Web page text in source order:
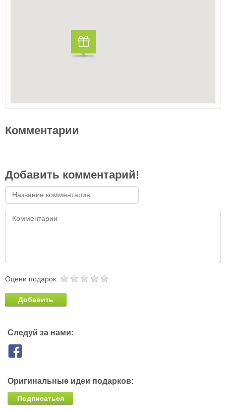
Комментарии
Добавить комментарий!
Оцени подарок:
Добавить
Следуй за нами:
Оригинальные идеи подарков:
Подписаться